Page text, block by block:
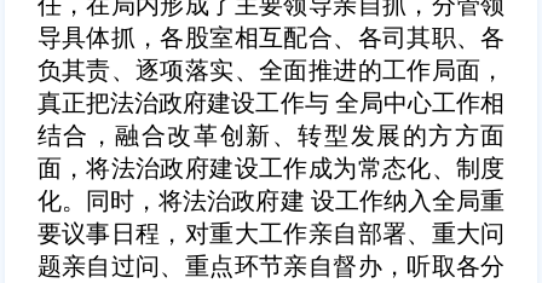
导具体抓，各股室相互配合、各司其职、各
负其责、逐项落实、全面推进的工作局面，
真正把法治政府建设工作与 全局中心工作相
结合，融合改革创新、转型发展的方方面
面，将法治政府建设工作成为常态化、制度
化。同时，将法治政府建 设工作纳入全局重
要议事日程，对重大工作亲自部署、重大问
题亲自过问、重点环节亲自督办，听取各分